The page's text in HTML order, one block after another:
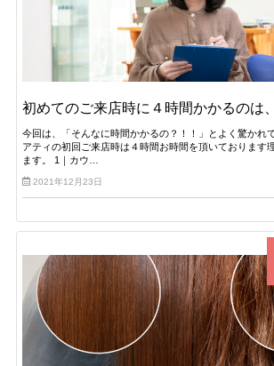
初めてのご来店時に４時間かかるのは
今回は、「そんなに時間かかるの？！！」とよく驚かれ
アティの初回ご来店時は４時間お時間を頂いております
ます。 1｜カウ…
2021年12月23日